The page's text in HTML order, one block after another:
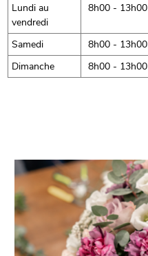
Lundi au
vendredi
8h00 - 13h00
Samedi 8h00 - 13h00
Dimanche
8h00 - 13h00